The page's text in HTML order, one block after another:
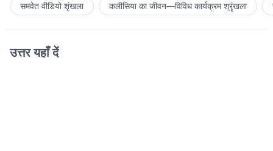
समवेत वीडियो शृंखला कलीसिया का जीवन—विविध कार्यक्रम श्रृंखला
उत्तर यहाँ दें